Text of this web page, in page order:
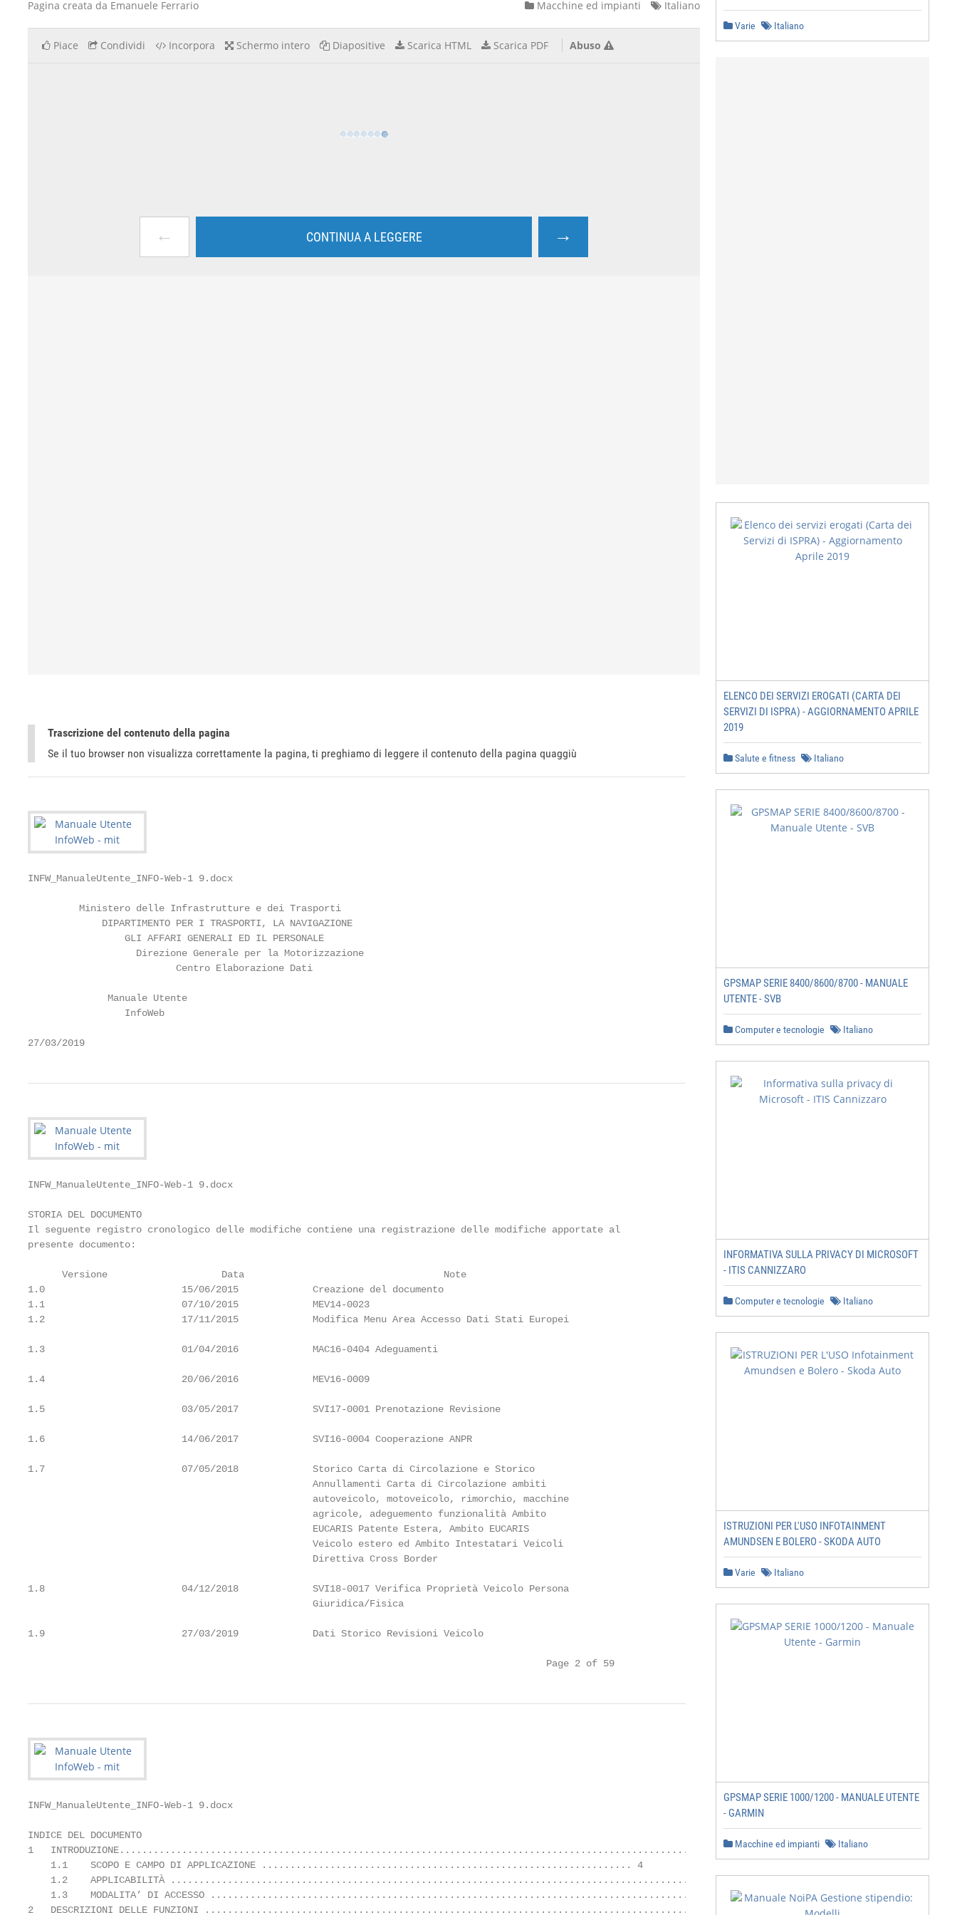
Pagina creata da Emanuele Ferrario Macchine ed impianti Italiano
Piace Condividi Incorpora Schermo intero Diapositive Scarica HTML Scarica PDF Abuso
← CONTINUA A LEGGERE →
Trascrizione del contenuto della pagina
Se il tuo browser non visualizza correttamente la pagina, ti preghiamo di leggere il contenuto della pagina quaggiù
INFW_ManualeUtente_INFO-Web-1 9.docx
         Ministero delle Infrastrutture e dei Trasporti
             DIPARTIMENTO PER I TRASPORTI, LA NAVIGAZIONE
                 GLI AFFARI GENERALI ED IL PERSONALE
                   Direzione Generale per la Motorizzazione
                          Centro Elaborazione Dati
              Manuale Utente
                 InfoWeb
27/03/2019
INFW_ManualeUtente_INFO-Web-1 9.docx
STORIA DEL DOCUMENTO
Il seguente registro cronologico delle modifiche contiene una registrazione delle modifiche apportate al
presente documento:
      Versione                    Data                                   Note
1.0                        15/06/2015             Creazione del documento
1.1                        07/10/2015             MEV14-0023
1.2                        17/11/2015             Modifica Menu Area Accesso Dati Stati Europei
1.3                        01/04/2016             MAC16-0404 Adeguamenti
1.4                        20/06/2016             MEV16-0009
1.5                        03/05/2017             SVI17-0001 Prenotazione Revisione
1.6                        14/06/2017             SVI16-0004 Cooperazione ANPR
1.7                        07/05/2018             Storico Carta di Circolazione e Storico
                                                  Annullamenti Carta di Circolazione ambiti
                                                  autoveicolo, motoveicolo, rimorchio, macchine
                                                  agricole, adeguemento funzionalità Ambito
                                                  EUCARIS Patente Estera, Ambito EUCARIS
                                                  Veicolo estero ed Ambito Intestatari Veicoli
                                                  Direttiva Cross Border
1.8                        04/12/2018             SVI18-0017 Verifica Proprietà Veicolo Persona
                                                  Giuridica/Fisica
1.9                        27/03/2019             Dati Storico Revisioni Veicolo
                                                                                           Page 2 of 59
INFW_ManualeUtente_INFO-Web-1 9.docx
INDICE DEL DOCUMENTO
1   INTRODUZIONE..................................................................................................................... 4
    1.1    SCOPO E CAMPO DI APPLICAZIONE ................................................................. 4
    1.2    APPLICABILITÀ ..................................................................................................... 4
    1.3    MODALITA’ DI ACCESSO ..................................................................................... 4
2   DESCRIZIONI DELLE FUNZIONI .......................................................................................... 5
Varie Italiano
ELENCO DEI SERVIZI EROGATI (CARTA DEI
SERVIZI DI ISPRA) - AGGIORNAMENTO APRILE
2019
Salute e fitness Italiano
GPSMAP SERIE 8400/8600/8700 - MANUALE
UTENTE - SVB
Computer e tecnologie Italiano
INFORMATIVA SULLA PRIVACY DI MICROSOFT
- ITIS CANNIZZARO
Computer e tecnologie Italiano
ISTRUZIONI PER L'USO INFOTAINMENT
AMUNDSEN E BOLERO - SKODA AUTO
Varie Italiano
GPSMAP SERIE 1000/1200 - MANUALE UTENTE
- GARMIN
Macchine ed impianti Italiano